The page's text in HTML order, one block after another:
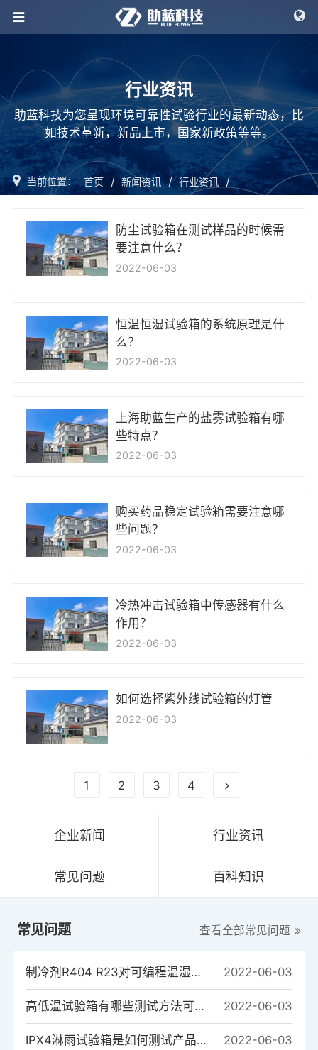
行业资讯
助蓝科技为您呈现环境可靠性试验行业的最新动态，比
如技术革新，新品上市，国家新政策等等。
当前位置： 首页 / 新闻资讯 / 行业资讯 /
防尘试验箱在测试样品的时候需
要注意什么？
2022-06-03
恒温恒湿试验箱的系统原理是什
么？
2022-06-03
上海助蓝生产的盐雾试验箱有哪
些特点？
2022-06-03
购买药品稳定试验箱需要注意哪
些问题？
2022-06-03
冷热冲击试验箱中传感器有什么
作用？
2022-06-03
如何选择紫外线试验箱的灯管
2022-06-03
1 2 3 4
企业新闻 行业资讯
常见问题 百科知识
常见问题 查看全部常见问题
制冷剂R404 R23对可编程温湿度试验箱制冷系统的重要性 2022-06-03
高低温试验箱有哪些测试方法可以测试样品？ 2022-06-03
IPX4淋雨试验箱是如何测试产品的？ 2022-06-03